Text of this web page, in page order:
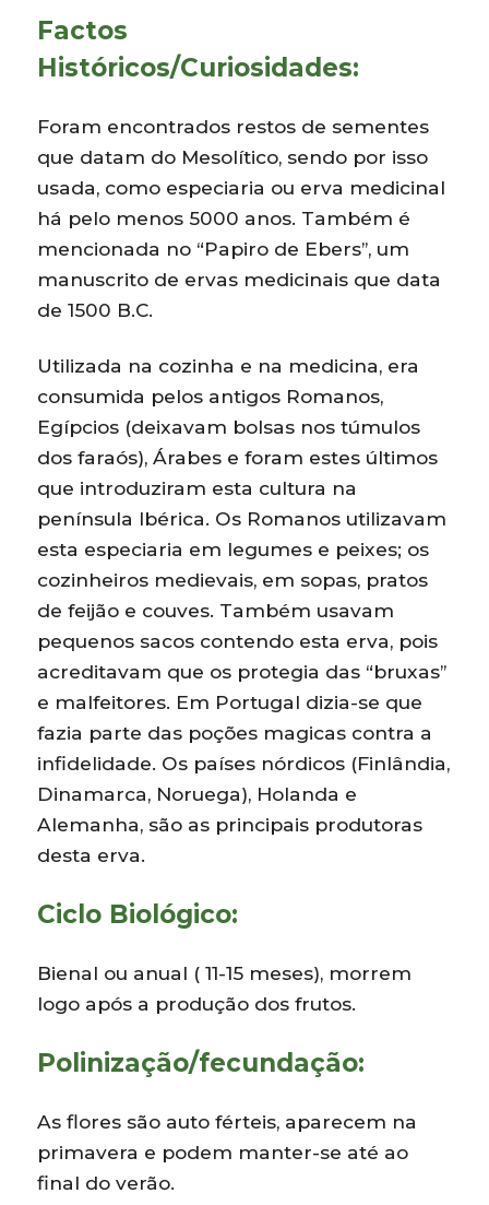
Factos
Históricos/Curiosidades:
Foram encontrados restos de sementes
que datam do Mesolítico, sendo por isso
usada, como especiaria ou erva medicinal
há pelo menos 5000 anos. Também é
mencionada no “Papiro de Ebers”, um
manuscrito de ervas medicinais que data
de 1500 B.C.
Utilizada na cozinha e na medicina, era
consumida pelos antigos Romanos,
Egípcios (deixavam bolsas nos túmulos
dos faraós), Árabes e foram estes últimos
que introduziram esta cultura na
península Ibérica. Os Romanos utilizavam
esta especiaria em legumes e peixes; os
cozinheiros medievais, em sopas, pratos
de feijão e couves. Também usavam
pequenos sacos contendo esta erva, pois
acreditavam que os protegia das “bruxas”
e malfeitores. Em Portugal dizia-se que
fazia parte das poções magicas contra a
infidelidade. Os países nórdicos (Finlândia,
Dinamarca, Noruega), Holanda e
Alemanha, são as principais produtoras
desta erva.
Ciclo Biológico:
Bienal ou anual ( 11-15 meses), morrem
logo após a produção dos frutos.
Polinização/fecundação:
As flores são auto férteis, aparecem na
primavera e podem manter-se até ao
final do verão.